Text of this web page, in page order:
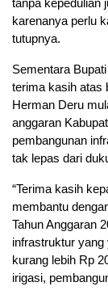
tanpa kepedulian
karenanya perlu
tutupnya.
Sementara
terima kasih atas
Herman Deru
anggaran
pembangunan
tak lepas dari
“Terima kasih
membantu
Tahun Anggaran
infrastruktur yang
kurang lebih Rp
irigasi,